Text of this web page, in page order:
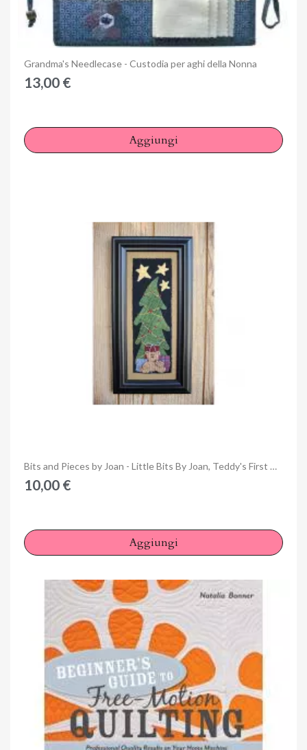
Anteprima
Grandma's Needlecase - Custodia per aghi della Nonna
13,00 €
Aggiungi
Anteprima Bits and Pieces by Joan - Little Bits By Joan, Teddy's First Christmas - Cartamodello
10,00 €
Aggiungi